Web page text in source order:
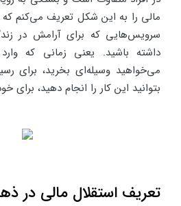
مالی را به این شکل تعریف می‌کنم
سرویس‌هایی که برای آرامش در
داشته باشید. یعنی زمانی که
می‌خواهید وسیله‌ای بخرید، برای
بتوانید این کار را انجام دهید، برای
تعریف استقلال مالی